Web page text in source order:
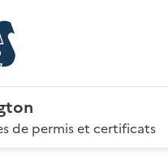
de permis et certificats